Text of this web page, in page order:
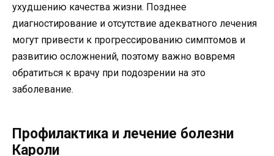
ухудшению качества жизни. Позднее
диагностирование и отсутствие адекватного лечения
могут привести к прогрессированию симптомов и
развитию осложнений, поэтому важно вовремя
обратиться к врачу при подозрении на это
заболевание.
Профилактика и лечение болезни
Кароли